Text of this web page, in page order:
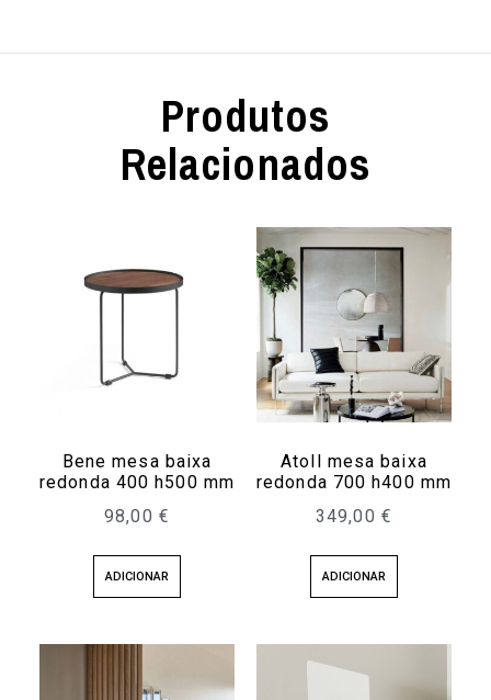
Produtos
Relacionados
Bene mesa baixa
redonda 400 h500 mm
98,00 €
ADICIONAR
Atoll mesa baixa
redonda 700 h400 mm
349,00 €
ADICIONAR